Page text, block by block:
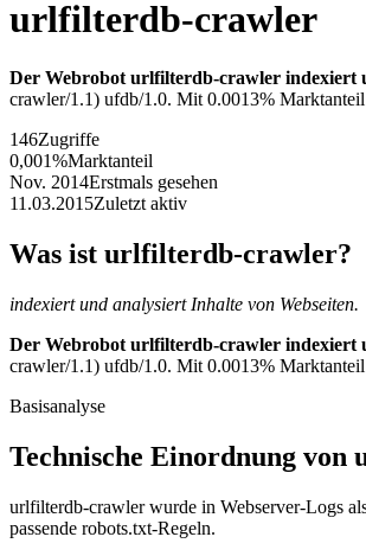
urlfilterdb-crawler
Der Webrobot urlfilterdb-crawler indexiert
crawler/1.1) ufdb/1.0. Mit 0.0013%
146Zugriffe
0,001%Marktanteil
Nov. 2014Erstmals gesehen
11.03.2015Zuletzt aktiv
Was ist urlfilterdb-crawler?
indexiert und analysiert Inhalte von Webseiten.
Der Webrobot urlfilterdb-crawler indexiert
crawler/1.1) ufdb/1.0. Mit 0.0013%
Basisanalyse
Technische Einordnung
urlfilterdb-crawler wurde in Webserver-Logs
passende robots.txt-Regeln.